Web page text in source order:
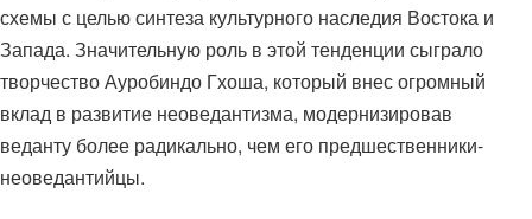
схемы с целью синтеза культурного наследия Востока и
Запада. Значительную роль в этой тенденции сыграло
творчество Ауробиндо Гхоша, который внес огромный
вклад в развитие неоведантизма, модернизировав
веданту более радикально, чем его предшественники-
неоведантийцы.